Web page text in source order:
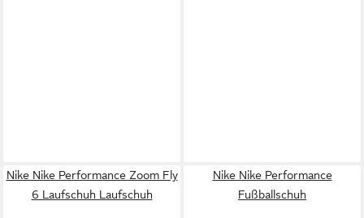
Nike Nike Performance Zoom Fly
6 Laufschuh Laufschuh
Nike Nike Performance
Fußballschuh